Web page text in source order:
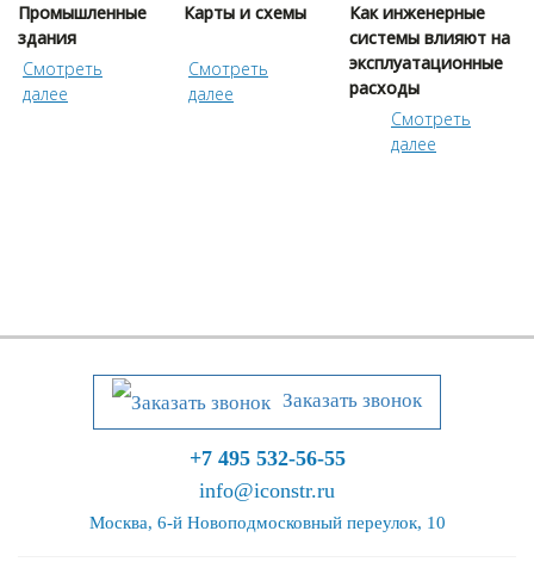
Промышленные
здания
Cмотреть
далее
Карты и схемы
Cмотреть
далее
Как инженерные
системы влияют на
эксплуатационные
расходы
Cмотреть
далее
Заказать звонок
+7 495 532-56-55
info@iconstr.ru
Москва, 6-й Новоподмосковный переулок, 10